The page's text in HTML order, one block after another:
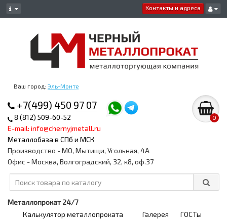
Контакты и адреса
Ваш город: Эль-Монте
+7(499) 450 97 07
8 (812) 509-60-52
E-mail: info@chernyjmetall.ru
Металлобаза в СПб и МСК
0
Производство - МО, Мытищи, Угольная, 4А
Офис - Москва, Волгоградский, 32, к8, оф.37
Металлопрокат 24/7
Калькулятор металлопроката
Галерея
ГОСТы